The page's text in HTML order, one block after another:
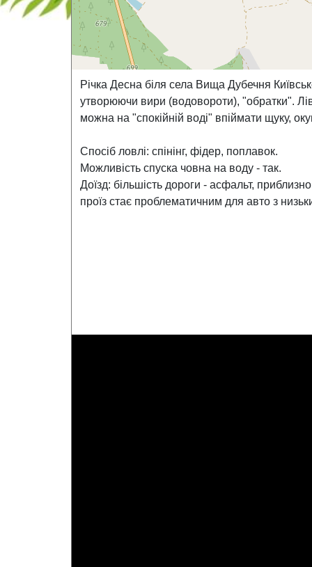
Річка Десна біля села Вища Дубечня
утворюючи вири (водовороти), "обратки".
можна на "спокійній воді" впіймати щуку,
Спосіб ловлі: спінінг, фідер, поплавок.
Можливість спуска човна на воду - так.
Доїзд: більшість дороги - асфальт,
проїз стає проблематичним для авто з